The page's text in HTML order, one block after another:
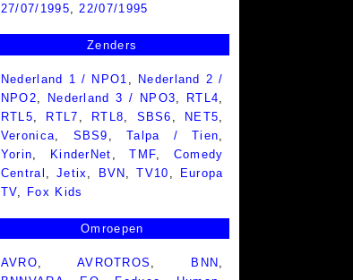
27/07/1995,22/07/1995
Zenders
Nederland 1 / NPO1
Nederland 2 /
NPO2
Nederland 3 / NPO3 RTL4
RTL5
RTL7 RTL8 SBS6 NET5
Veronica
SBS9 ,Talpa / Tien
Yorin
KinderNet ,TMF
Comedy
Central
Jetix BVN ,TV10
Europa
TV
Fox Kids
Omroepen
AVRO, AVROTROS , BNN ,